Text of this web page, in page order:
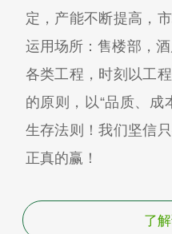
定，产能不断提高，
运用场所：售楼部，
各类工程，时刻以工
的原则，以“品质、成
生存法则！我们坚信
正真的赢！
了